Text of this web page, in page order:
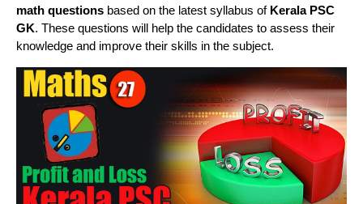
math questions based on the latest syllabus of Kerala PSC
GK. These questions will help the candidates to assess their
knowledge and improve their skills in the subject.